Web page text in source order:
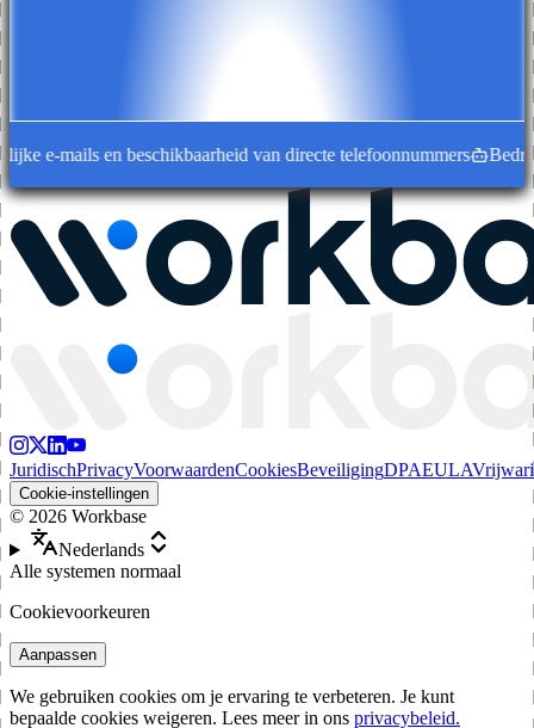
e-mails en beschikbaarheid van directe telefoonnummers
JuridischPrivacyVoorwaardenCookiesBeveiligingDPAEULA
Cookie-instellingen
© 2026 Workbase
Nederlands
Alle systemen normaal
Cookievoorkeuren
Aanpassen
We gebruiken cookies om je ervaring te verbeteren. Je kunt
bepaalde cookies weigeren. Lees meer in ons privacybeleid.